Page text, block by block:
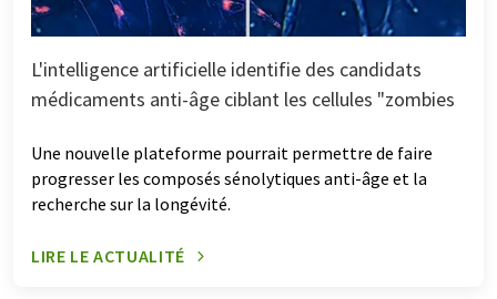
L'intelligence artificielle identifie des candidats
médicaments anti-âge ciblant les cellules "zombies
Une nouvelle plateforme pourrait permettre de faire
progresser les composés sénolytiques anti-âge et la
recherche sur la longévité.
LIRE LE ACTUALITÉ